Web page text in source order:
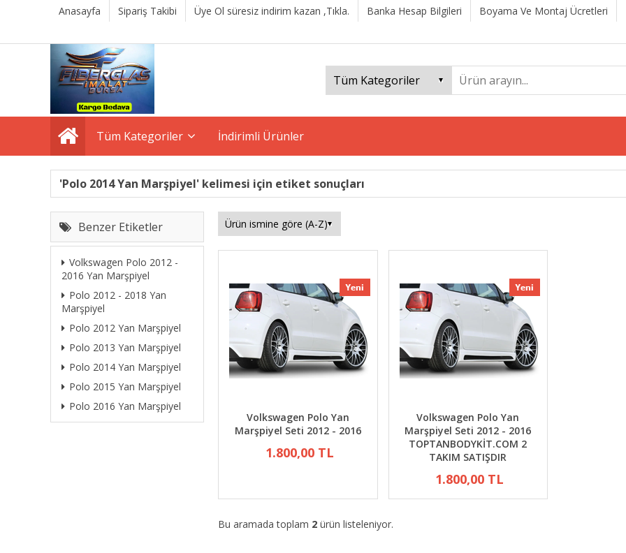
Anasayfa Sipariş Takibi Üye Ol süresiz indirim kazan ,Tıkla. Banka Hesap Bilgileri Boyama Ve Montaj Ücretleri
Tüm Kategoriler İndirimli Ürünler
'Polo 2014 Yan Marşpiyel' kelimesi için etiket sonuçları
Benzer Etiketler
Volkswagen Polo 2012 -
2016 Yan Marşpiyel
Polo 2012 - 2018 Yan
Marşpiyel
Polo 2012 Yan Marşpiyel
Polo 2013 Yan Marşpiyel
Polo 2014 Yan Marşpiyel
Polo 2015 Yan Marşpiyel
Polo 2016 Yan Marşpiyel
Volkswagen Polo Yan
Marşpiyel Seti 2012 - 2016
1.800,00 TL
Volkswagen Polo Yan
Marşpiyel Seti 2012 - 2016
TOPTANBODYKİT.COM 2
TAKIM SATIŞDIR
1.800,00 TL
Bu aramada toplam 2 ürün listeleniyor.